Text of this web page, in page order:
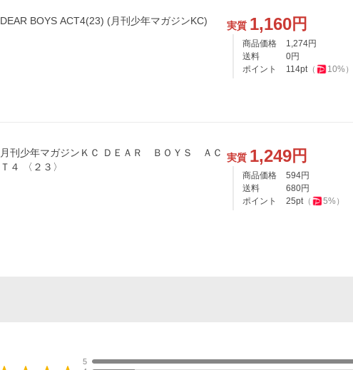
DEAR BOYS ACT4(23) (月刊少年マガジンKC) 実質 1,160円
商品価格 1,274円
送料
0円
ポイント
114pt（ 10%）
月刊少年マガジンＫＣ ＤＥＡＲ ＢＯＹＳ ＡＣ
Ｔ４ 〈２３〉
実質 1,249円
商品価格 594円
送料
680円
ポイント
25pt（ 5%）
5